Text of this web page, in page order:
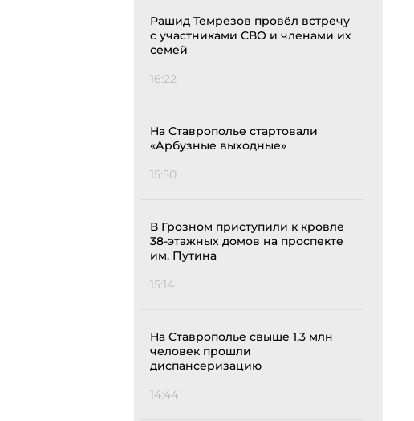
Рашид Темрезов провёл встречу
с участниками СВО и членами их
семей
16:22
На Ставрополье стартовали
«Арбузные выходные»
15:50
В Грозном приступили к кровле
38-этажных домов на проспекте
им. Путина
15:14
На Ставрополье свыше 1,3 млн
человек прошли
диспансеризацию
14:44